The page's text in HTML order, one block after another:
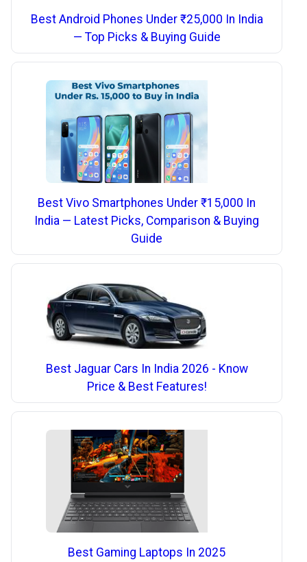
Best Android Phones Under ₹25,000 In India
— Top Picks & Buying Guide
Best Vivo Smartphones Under ₹15,000 In
India — Latest Picks, Comparison & Buying
Guide
Best Jaguar Cars In India 2026 - Know
Price & Best Features!
Best Gaming Laptops In 2025